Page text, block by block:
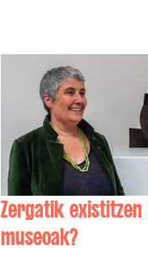
Zergatik
museoak?